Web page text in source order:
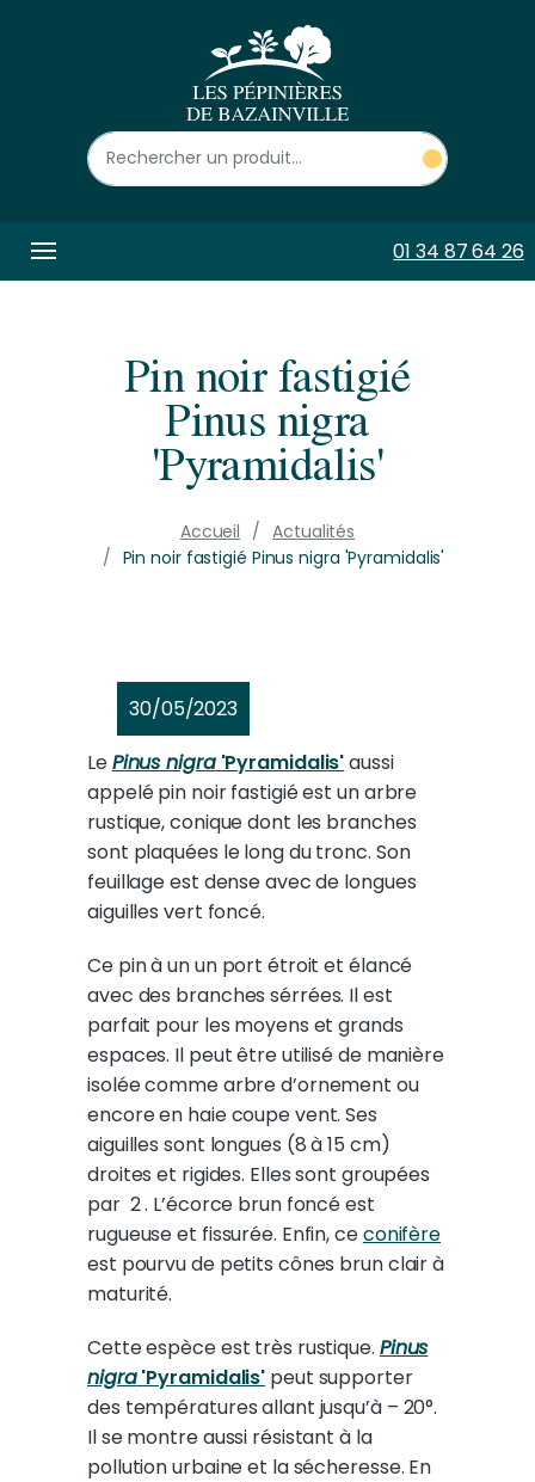
01 34 87 64 26
Pin noir fastigié
Pinus nigra
'Pyramidalis'
Accueil
Actualités
Pin noir fastigié Pinus nigra 'Pyramidalis'
30/05/2023
LePinus nigra'Pyramidalis'aussi
appelé pin noir fastigié est un arbre
rustique, conique dont les branches
sont plaquées le long du tronc. Son
feuillage est dense avec de longues
aiguilles vert foncé.
Ce pin à un un port étroit et élancé
avec des branches sérrées. Il est
parfait pour les moyens et grands
espaces. Il peut être utilisé de manière
isolée comme arbre d’ornement ou
encore en haie coupe vent. Ses
aiguilles sont longues (8 à 15 cm)
droites et rigides. Elles sont groupées
par 2 . L’écorce brun foncé est
rugueuse et fissurée. Enfin, ceconifère
est pourvu de petits cônes brun clair à
maturité.
Cette espèce est très rustique. Pinus
nigra'Pyramidalis' peut supporter
des températures allant jusqu’à – 20°.
Il se montre aussi résistant à la
pollution urbaine et la sécheresse. En